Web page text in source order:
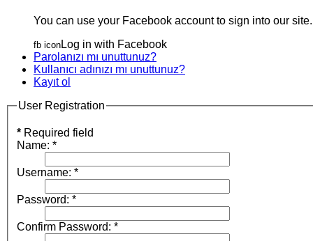
You can use your Facebook account to sign into our site.
fb icon Log in with Facebook
Parolanızı mı unuttunuz?
Kullanıcı adınızı mı unuttunuz?
Kayıt ol
User Registration
* Required field
Name: *
Username: *
Password: *
Confirm Password: *